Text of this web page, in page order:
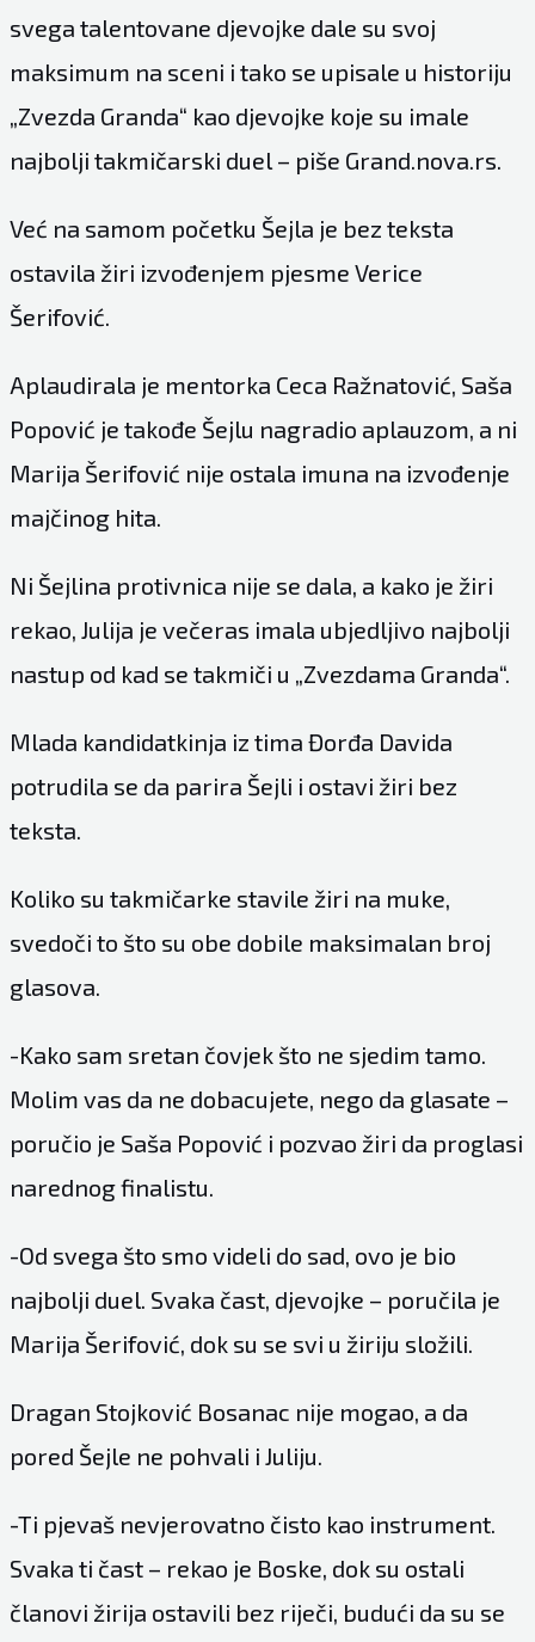
svega talentovane djevojke dale su svoj
maksimum na sceni i tako se upisale u historiju
„Zvezda Granda“ kao djevojke koje su imale
najbolji takmičarski duel – piše Grand.nova.rs.
Već na samom početku Šejla je bez teksta
ostavila žiri izvođenjem pjesme Verice
Šerifović.
Aplaudirala je mentorka Ceca Ražnatović, Saša
Popović je takođe Šejlu nagradio aplauzom, a ni
Marija Šerifović nije ostala imuna na izvođenje
majčinog hita.
Ni Šejlina protivnica nije se dala, a kako je žiri
rekao, Julija je večeras imala ubjedljivo najbolji
nastup od kad se takmiči u „Zvezdama Granda“.
Mlada kandidatkinja iz tima Đorđa Davida
potrudila se da parira Šejli i ostavi žiri bez
teksta.
Koliko su takmičarke stavile žiri na muke,
svedoči to što su obe dobile maksimalan broj
glasova.
-Kako sam sretan čovjek što ne sjedim tamo.
Molim vas da ne dobacujete, nego da glasate –
poručio je Saša Popović i pozvao žiri da proglasi
narednog finalistu.
-Od svega što smo videli do sad, ovo je bio
najbolji duel. Svaka čast, djevojke – poručila je
Marija Šerifović, dok su se svi u žiriju složili.
Dragan Stojković Bosanac nije mogao, a da
pored Šejle ne pohvali i Juliju.
-Ti pjevaš nevjerovatno čisto kao instrument.
Svaka ti čast – rekao je Boske, dok su ostali
članovi žirija ostavili bez riječi, budući da su se